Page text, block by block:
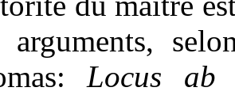
arguments,
Locus ab